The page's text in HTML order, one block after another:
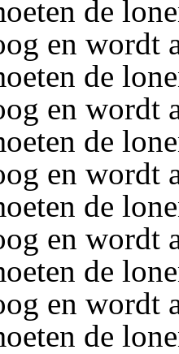
de
en wordt
de
en wordt
de
en wordt
de
en wordt
de
en wordt
de